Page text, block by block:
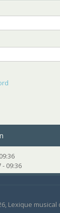
- 09:36
Lexique musical